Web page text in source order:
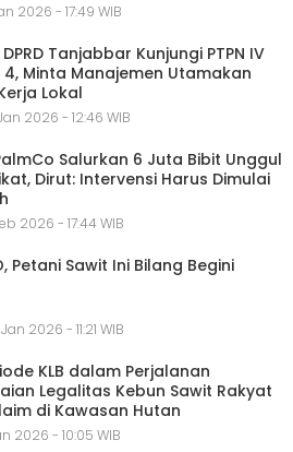
2026 - 17:49 WIB
Tanjabbar Kunjungi PTPN IV
4, Minta Manajemen Utamakan
Lokal
2026 - 12:46 WIB
Salurkan 6 Juta Bibit Unggul
Dirut: Intervensi Harus Dimulai
2026 - 17:44 WIB
Petani Sawit Ini Bilang Begini
2026 - 11:21 WIB
KLB dalam Perjalanan
Legalitas Kebun Sawit Rakyat
di Kawasan Hutan
2026 - 10:05 WIB